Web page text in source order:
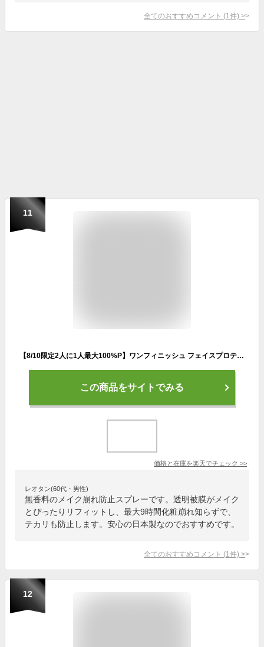
全てのおすすめコメント (1 件) >
11
【8/10限定2人に1人最大100%P】ワンフィニッシュ フェイスプロテクト EX 無香料 フェイスミスト 化粧カバー メイクキープスプレー メイクキープミスト メイクミスト 化粧崩れ防止 フェイスプロテクトスプレー テカリ防止 保湿 フィックススプレー
この商品をサイトでみる
価格と在庫を楽天でチェック >>
レオタン(60代・男性)
無香料のメイク崩れ防止スプレーです。透明被膜がメイク
とぴったりリフィットし、最大9時間化粧崩れ知らずで、
テカリも防止します。安心の日本製なのでおすすめです。
全てのおすすめコメント (1 件) >
12